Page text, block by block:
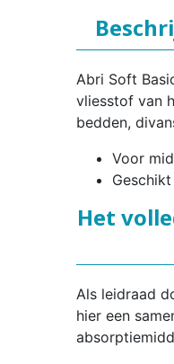
Abri Soft
vliesstof van
bedden,
Voor
Het
Als leidraad
hier een